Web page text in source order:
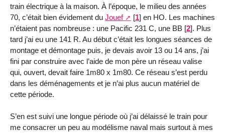
train électrique à la maison. À l’époque, le milieu des années
70, c’était bien évidement du Jouef [1] en HO. Les machines
n’étaient pas nombreuse : une Pacific 231 C, une BB [2]. Plus
tard j’ai eu une 141 R. Au début c’était les longues séances de
montage et démontage puis, je devais avoir 13 ou 14 ans, j’ai
fini par construire avec l’aide de mon père un réseau valise
qui, ouvert, devait faire 1m80 x 1m80. Ce réseau s’est perdu
dans les déménagements et je n’ai plus aucun matériel de
cette période.
S’en est suivi une longue période où j’ai délaissé le train pour
me consacrer un peu au modélisme naval mais surtout à mes